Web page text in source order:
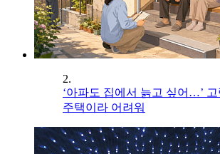
2.
‘아파도 집에서 늙고 싶어…’
주택이라 어려워